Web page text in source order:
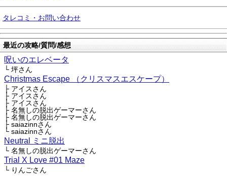
タレコミ・お問い合わせ
最近の攻略/質問/感想
呪いのエレベータ
└ 坪さん
Christmas Escape （クリスマスエスケープ）
├ アイスさん
├ アイスさん
├ アイスさん
├ 名無しの脱出ゲーマーさん
├ 名無しの脱出ゲーマーさん
├ saiazinnさん
└ saiazinnさん
Neutral ミニ脱出
└ 名無しの脱出ゲーマーさん
Trial X Love #01 Maze
└ りんごさん